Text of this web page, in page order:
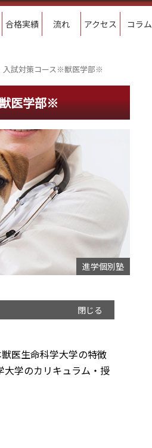
合格実績 流れ アクセス コラム
入試対策コース※獣医学部※
医学部※
進学個別塾
医生命科学大学の特徴
大学のカリキュラム・授